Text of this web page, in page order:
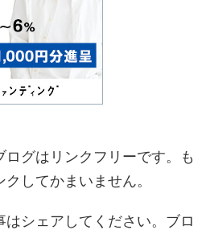
ログはリンクフリーです。も
してかまいません。
はシェアしてください。ブロ